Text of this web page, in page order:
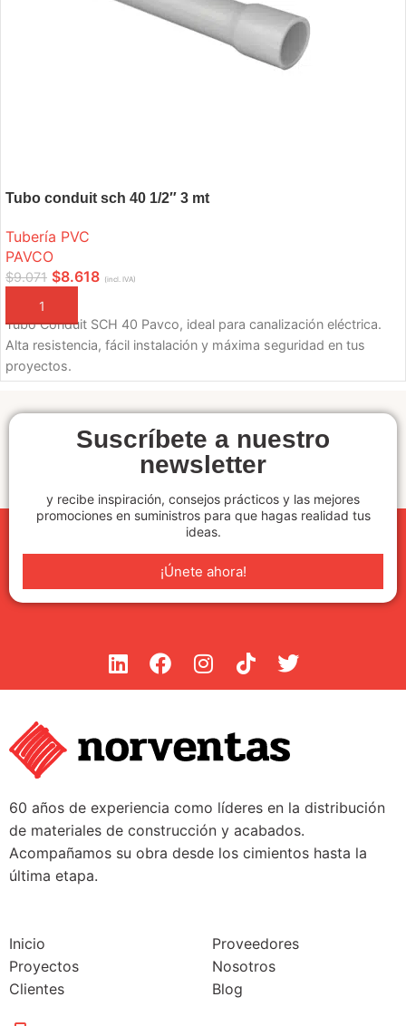
Tubo conduit sch 40 1/2″ 3 mt
Tubería PVC
PAVCO
$9.071 $8.618 (incl. IVA)
AÑADIR A LA CESTA
Tubo Conduit SCH 40 Pavco, ideal para canalización eléctrica.
Alta resistencia, fácil instalación y máxima seguridad en tus
proyectos.
Suscríbete a nuestro
newsletter
y recibe inspiración, consejos prácticos y las mejores
promociones en suministros para que hagas realidad tus
ideas.
¡Únete ahora!
60 años de experiencia como líderes en la distribución
de materiales de construcción y acabados.
Acompañamos su obra desde los cimientos hasta la
última etapa.
Inicio
Proyectos
Clientes
Proveedores
Nosotros
Blog